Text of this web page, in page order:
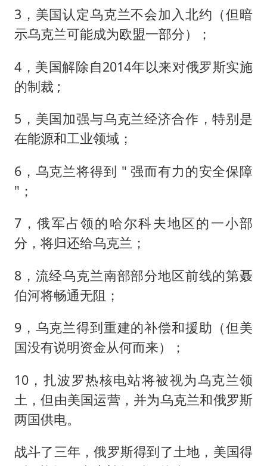
3，美国认定乌克兰不会加入北约（但暗
示乌克兰可能成为欧盟一部分）；
4，美国解除自2014年以来对俄罗斯实施
的制裁 ;
5，美国加强与乌克兰经济合作，特别是
在能源和工业领域；
6，乌克兰将得到 " 强而有力的安全保障
"；
7，俄军占领的哈尔科夫地区的一小部
分，将归还给乌克兰；
8，流经乌克兰南部部分地区前线的第聂
伯河将畅通无阻；
9，乌克兰得到重建的补偿和援助（但美
国没有说明资金从何而来）；
10，扎波罗热核电站将被视为乌克兰领
土，但由美国运营，并为乌克兰和俄罗斯
两国供电。
战斗了三年，俄罗斯得到了土地，美国得